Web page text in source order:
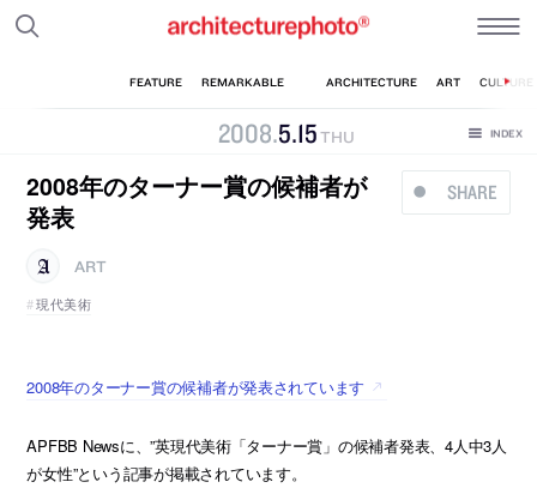
2008.5.15 THU
SHARE
2008年のターナー賞の候補者が
発表
ART
現代美術
2008年のターナー賞の候補者が発表されています
APFBB Newsに、”英現代美術「ターナー賞」の候補者発表、4人中3人
が女性”という記事が掲載されています。